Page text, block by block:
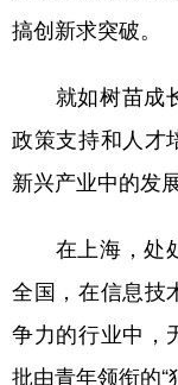
搞创新求突破。
就如树苗成长
政策支持和人才
新兴产业中的发
在上海，处处
全国，在信息技
争力的行业中，
批由青年领衔的“